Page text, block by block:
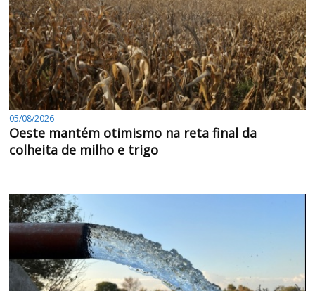
05/08/2026
Oeste mantém otimismo na reta final da
colheita de milho e trigo